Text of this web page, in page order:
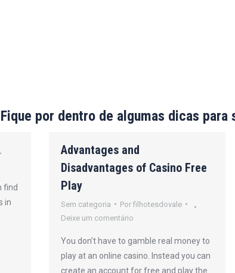
Fique por dentro de algumas dicas para
find
in
Advantages and
Disadvantages of Casino Free
Play
Sem categoria Por filhotesdovale
Deixe um comentário
You don’t have to gamble real money to
play at an online casino. Instead you can
create an account for free and play the